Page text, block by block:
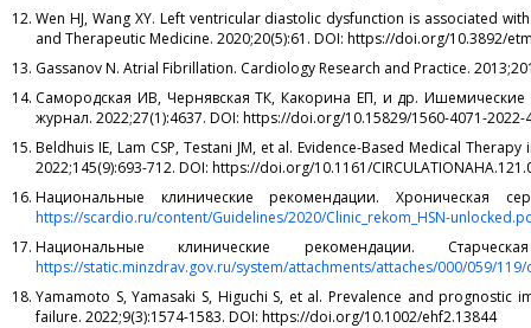
Wen HJ, Wang XY. Left ventricular diastolic dysfunction is associated
and Therapeutic Medicine. 2020;20(5):61. DOI: https://doi.org/10.3892/
Gassanov N. Atrial Fibrillation. Cardiology Research and Practice.
Самородская ИВ, Чернявская ТК, Какорина ЕП, и др. Ишемические
журнал. 2022;27(1):4637. DOI: https://doi.org/10.15829/1560-4071-2022-
Beldhuis IE, Lam CSP, Testani JM, et al. Evidence-Based Medical
2022;145(9):693-712. DOI: https://doi.org/10.1161/
Национальные клинические рекомендации. Хроническая
https://scardio.ru/content/Guidelines/2020/Clinic_rekom_HSN-
Национальные клинические рекомендации.
https://static.minzdrav.gov.ru/system/attachments/attaches/000/059/119/
Yamamoto S, Yamasaki S, Higuchi S, et al. Prevalence and prognostic
failure. 2022;9(3):1574-1583. DOI: https://doi.org/10.1002/ehf2.13844